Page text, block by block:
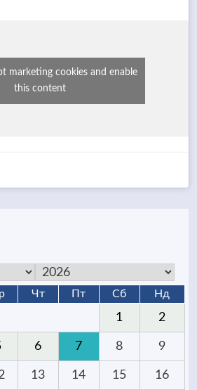
marketing cookies and enable
this content
Чт Пт Сб Нд
1 2
6 7 8 9
13 14 15 16